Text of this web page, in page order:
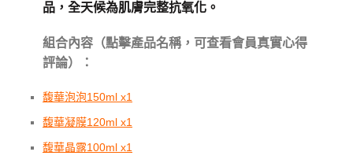
品，全天候為肌膚完整抗氧化。
組合內容（點擊產品名稱，可查看會員真實心得
評論）：
馥華泡泡150ml x1
馥華凝膜120ml x1
馥華晶露100ml x1